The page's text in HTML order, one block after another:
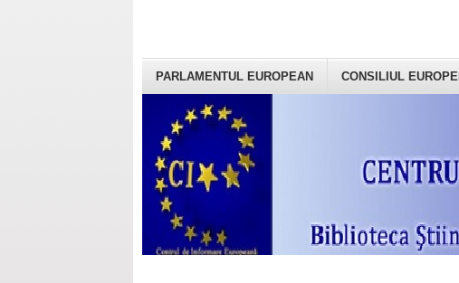
PARLAMENTUL EUROPEAN CONSILIUL EUROPEI